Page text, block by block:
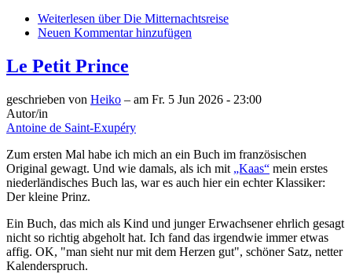
Weiterlesen über Die Mitternachtsreise
Neuen Kommentar hinzufügen
Le Petit Prince
geschrieben von Heiko – am Fr. 5 Jun 2026 - 23:00
Autor/in
Antoine de Saint-Exupéry
Zum ersten Mal habe ich mich an ein Buch im französischen
Original gewagt. Und wie damals, als ich mit „Kaas“ mein erstes
niederländisches Buch las, war es auch hier ein echter Klassiker:
Der kleine Prinz.
Ein Buch, das mich als Kind und junger Erwachsener ehrlich gesagt
nicht so richtig abgeholt hat. Ich fand das irgendwie immer etwas
affig. OK, "man sieht nur mit dem Herzen gut", schöner Satz, netter
Kalenderspruch.